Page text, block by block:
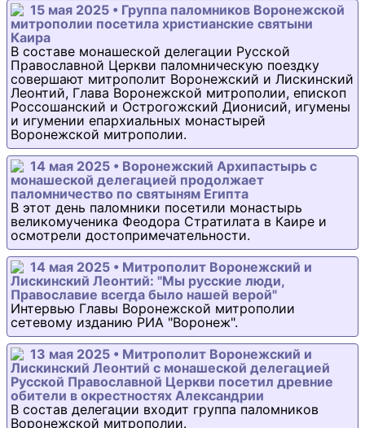
15 мая 2025 • Группа паломников Воронежской
митрополии посетила христианские святыни
Каира
В составе монашеской делегации Русской
Православной Церкви паломническую поездку
совершают митрополит Воронежский и Лискинский
Леонтий, Глава Воронежской митрополии, епископ
Россошанский и Острогожский Дионисий, игумены
и игумении епархиальных монастырей
Воронежской митрополии.
14 мая 2025 • Воронежский Архипастырь с
монашеской делегацией продолжает
паломничество по святыням Египта
В этот день паломники посетили монастырь
великомученика Феодора Стратилата в Каире и
осмотрели достопримечательности.
14 мая 2025 • Митрополит Воронежский и
Лискинский Леонтий: "Мы русские люди,
Православие всегда было нашей верой"
Интервью Главы Воронежской митрополии
сетевому изданию РИА "Воронеж".
13 мая 2025 • Митрополит Воронежский и
Лискинский Леонтий с монашеской делегацией
Русской Православной Церкви посетил древние
обители в окрестностях Александрии
В состав делегации входит группа паломников
Воронежской митрополии.